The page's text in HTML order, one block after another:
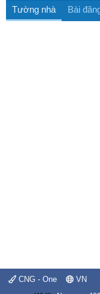
Tường nhà Bài
CNG - One VN